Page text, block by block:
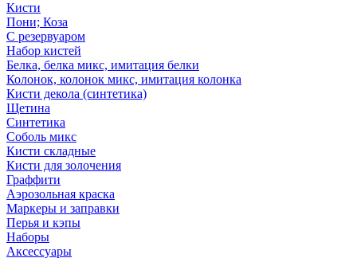
Кисти
Пони; Коза
С резервуаром
Набор кистей
Белка, белка микс, имитация белки
Колонок, колонок микс, имитация колонка
Кисти декола (синтетика)
Щетина
Синтетика
Соболь микс
Кисти складные
Кисти для золочения
Граффити
Аэрозольная краска
Маркеры и заправки
Перья и кэпы
Наборы
Аксессуары